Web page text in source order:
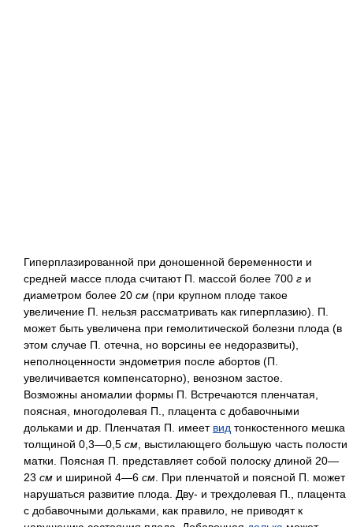
Гиперплазированной при доношенной беременности и
средней массе плода считают П. массой более 700 г и
диаметром более 20 см (при крупном плоде такое
увеличение П. нельзя рассматривать как гиперплазию). П.
может быть увеличена при гемолитической болезни плода (в
этом случае П. отечна, но ворсины ее недоразвиты),
неполноценности эндометрия после абортов (П.
увеличивается компенсаторно), венозном застое.
Возможны аномалии формы П. Встречаются пленчатая,
поясная, многодолевая П., плацента с добавочными
дольками и др. Пленчатая П. имеет вид тонкостенного мешка
толщиной 0,3—0,5 см , выстилающего большую часть полости
матки. Поясная П. представляет собой полоску длиной 20—
23 см и шириной 4—6 см . При пленчатой и поясной П. может
нарушаться развитие плода. Дву- и трехдолевая П., плацента
с добавочными дольками, как правило, не приводят к